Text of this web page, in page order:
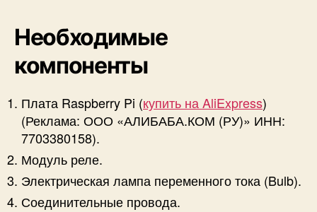
f
r
u
I
Необходимые
компоненты
Плата Raspberry Pi (купить на AliExpress)
(Реклама: ООО «АЛИБАБА.КОМ (РУ)» ИНН:
7703380158).
Модуль реле.
Электрическая лампа переменного тока (Bulb).
Соединительные провода.